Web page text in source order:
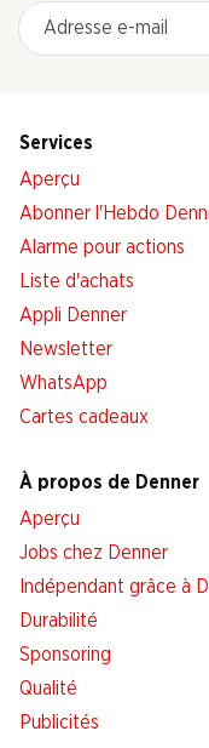
Adresse e-mail
Services
Aperçu
Abonner l'Hebdo
Alarme pour actions
Liste d'achats
Appli Denner
Newsletter
WhatsApp
Cartes cadeaux
À propos de Denner
Aperçu
Jobs chez Denner
Indépendant grâce à
Durabilité
Sponsoring
Qualité
Publicités